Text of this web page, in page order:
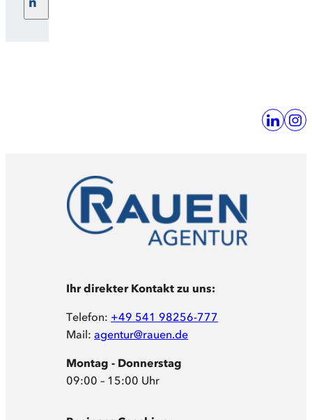
Ihr direkter Kontakt zu uns:
Telefon: +49 541 98256-777
Mail:agentur@rauen.de
Montag - Donnerstag
09:00 – 15:00 Uhr